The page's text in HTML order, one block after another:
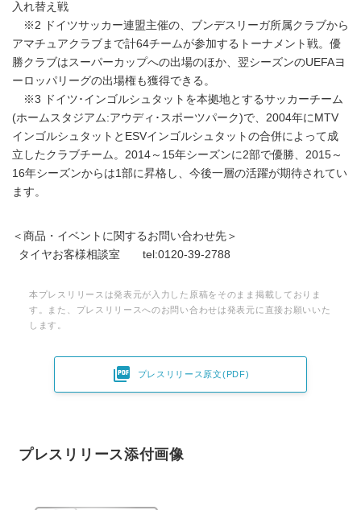
入れ替え戦
※2 ドイツサッカー連盟主催の、ブンデスリーガ所属クラブから
アマチュアクラブまで計64チームが参加するトーナメント戦。優
勝クラブはスーパーカップへの出場のほか、翌シーズンのUEFAヨ
ーロッパリーグの出場権も獲得できる。
※3 ドイツ･インゴルシュタットを本拠地とするサッカーチーム
(ホームスタジアム:アウディ･スポーツパーク)で、2004年にMTV
インゴルシュタットとESVインゴルシュタットの合併によって成
立したクラブチーム。2014～15年シーズンに2部で優勝、2015～
16年シーズンからは1部に昇格し、今後一層の活躍が期待されてい
ます。
＜商品・イベントに関するお問い合わせ先＞
タイヤお客様相談室 tel:0120-39-2788
本プレスリリースは発表元が入力した原稿をそのまま掲載しておりま
す。また、プレスリリースへのお問い合わせは発表元に直接お願いいた
します。
 プレスリリース原文(PDF)
プレスリリース添付画像